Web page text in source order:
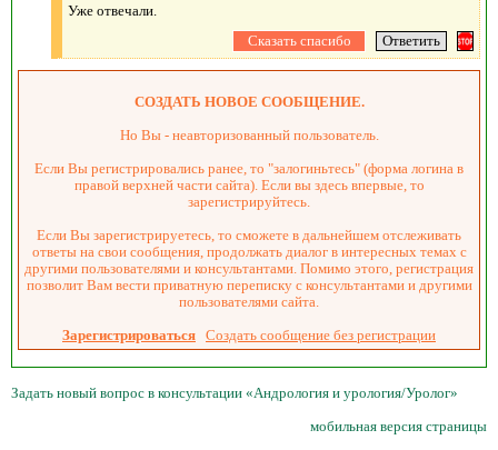
Уже отвечали.
СОЗДАТЬ НОВОЕ СООБЩЕНИЕ.
Но Вы - неавторизованный пользователь.
Если Вы регистрировались ранее, то "залогиньтесь" (форма логина в
правой верхней части сайта). Если вы здесь впервые, то
зарегистрируйтесь.
Если Вы зарегистрируетесь, то сможете в дальнейшем отслеживать
ответы на свои сообщения, продолжать диалог в интересных темах с
другими пользователями и консультантами. Помимо этого, регистрация
позволит Вам вести приватную переписку с консультантами и другими
пользователями сайта.
Зарегистрироваться Создать сообщение без регистрации
Задать новый вопрос в консультации «Андрология и урология/Уролог»
мобильная версия страницы